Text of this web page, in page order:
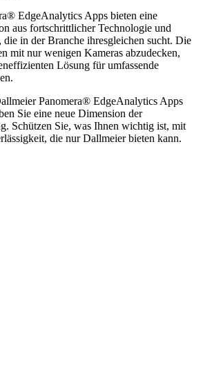
EdgeAnalytics Apps bieten eine
aus fortschrittlicher Technologie und
in der Branche ihresgleichen sucht. Die
mit nur wenigen Kameras abzudecken,
Lösung für umfassende
Panomera® EdgeAnalytics Apps
Sie eine neue Dimension der
Schützen Sie, was Ihnen wichtig ist, mit
die nur Dallmeier bieten kann.